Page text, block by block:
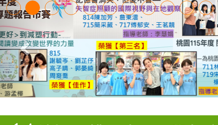
【甄選結果(第4招)】
學年度第1學期第9次代
【甄選結果(第12招)】